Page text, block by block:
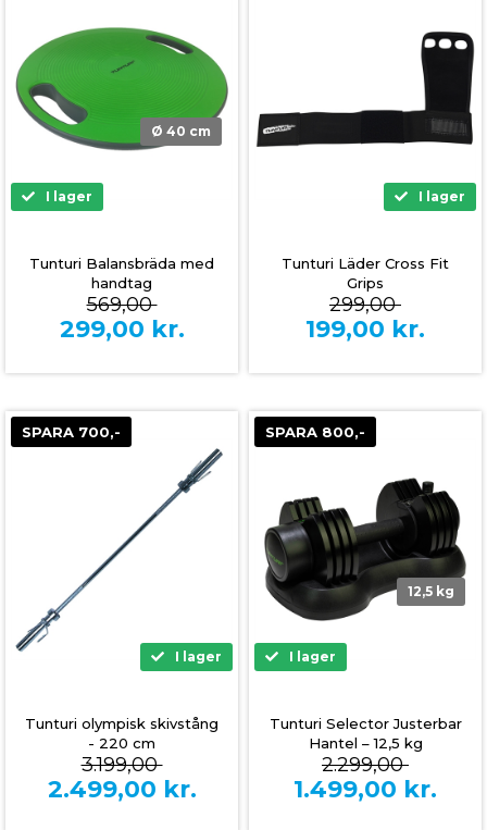
Ø 40 cm
I lager
Tunturi Balansbräda med
handtag
569,00
299,00 kr.
I lager
Tunturi Läder Cross Fit
Grips
299,00
199,00 kr.
SPARA 700,-
I lager
Tunturi olympisk skivstång
- 220 cm
3.199,00
2.499,00 kr.
SPARA 800,-
12,5 kg
I lager
Tunturi Selector Justerbar
Hantel – 12,5 kg
2.299,00
1.499,00 kr.